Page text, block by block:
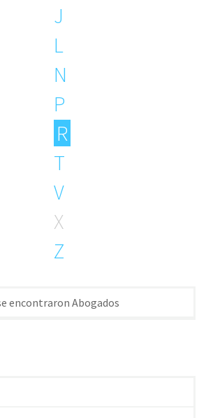
J
L
N
P
R
T
V
X
Z
encontraron Abogados